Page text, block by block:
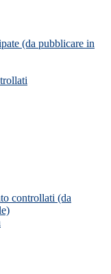
(da pubblicare in
controllati (da